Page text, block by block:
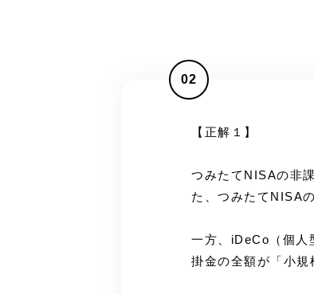
02
【正解１】
つみたてNISAの非
た、つみたてNISA
一方、iDeCo（個人
掛金の全額が「小規